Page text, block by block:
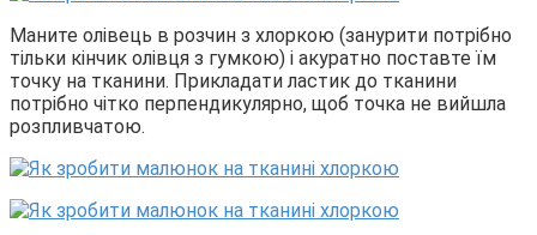
Маните олівець в розчин з хлоркою (занурити потрібно
тільки кінчик олівця з гумкою) і акуратно поставте їм
точку на тканини. Прикладати ластик до тканини
потрібно чітко перпендикулярно, щоб точка не вийшла
розпливчатою.